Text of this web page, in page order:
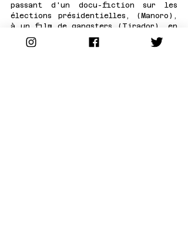
passant d'un docu-fiction sur les
élections présidentielles, (Manoro),
à un film de gangsters (Tirador), en
passant par un film à sketchs gay
(Pantasya). A l'image de Kaleldo, la